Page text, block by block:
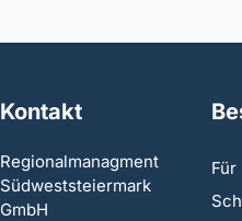
Kontakt
Regionalmanagment
Südweststeiermark
GmbH
Für